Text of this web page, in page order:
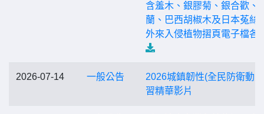
含羞木、銀膠菊、銀合歡、
蘭、巴西胡椒木及日本菟絲
外來入侵植物摺頁電子檔各
2026-07-14 一般公告
2026城鎮韌性(全民防衛動
習精華影片